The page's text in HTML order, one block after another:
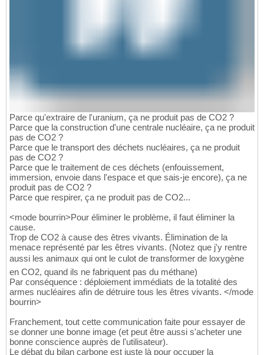
Parce qu'extraire de l'uranium, ça ne produit pas de CO2 ?
Parce que la construction d'une centrale nucléaire, ça ne produit
pas de CO2 ?
Parce que le transport des déchets nucléaires, ça ne produit
pas de CO2 ?
Parce que le traitement de ces déchets (enfouissement,
immersion, envoie dans l'espace et que sais-je encore), ça ne
produit pas de CO2 ?
Parce que respirer, ça ne produit pas de CO2...
<mode bourrin>Pour éliminer le problème, il faut éliminer la
cause.
Trop de CO2 à cause des êtres vivants. Élimination de la
menace représenté par les êtres vivants. (Notez que j'y rentre
aussi les animaux qui ont le culot de transformer de loxygène
en CO2, quand ils ne fabriquent pas du méthane)
Par conséquence : déploiement immédiats de la totalité des
armes nucléaires afin de détruire tous les êtres vivants. </mode
bourrin>
Franchement, tout cette communication faite pour essayer de
se donner une bonne image (et peut être aussi s'acheter une
bonne conscience auprès de l'utilisateur).
Le débat du bilan carbone est juste là pour occuper la